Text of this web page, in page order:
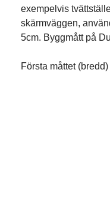
exempelvis
skärmväggen,
5cm. Byggmått på
Första måttet